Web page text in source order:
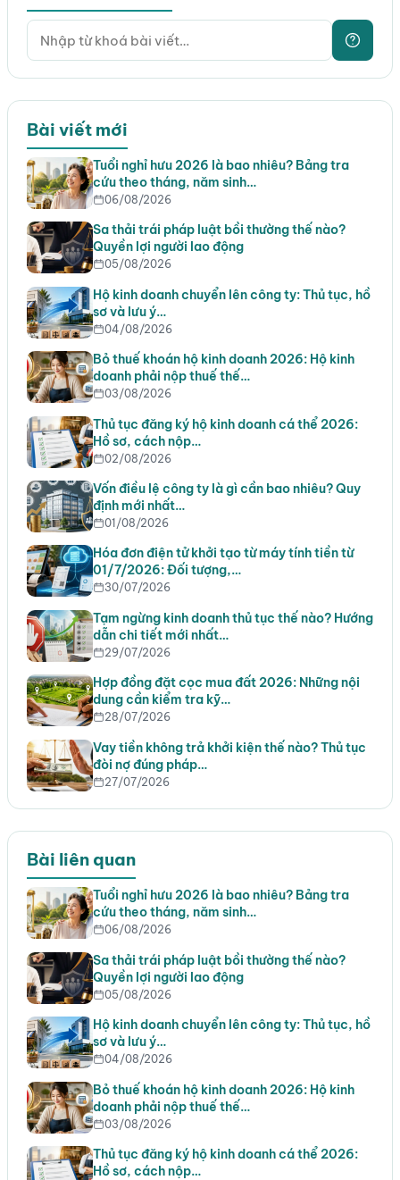
Bài viết mới
Tuổi nghỉ hưu 2026 là bao nhiêu? Bảng tra
cứu theo tháng, năm sinh…
06/08/2026
Sa thải trái pháp luật bồi thường thế nào?
Quyền lợi người lao động
05/08/2026
Hộ kinh doanh chuyển lên công ty: Thủ tục, hồ
sơ và lưu ý…
04/08/2026
Bỏ thuế khoán hộ kinh doanh 2026: Hộ kinh
doanh phải nộp thuế thế…
03/08/2026
Thủ tục đăng ký hộ kinh doanh cá thể 2026:
Hồ sơ, cách nộp…
02/08/2026
Vốn điều lệ công ty là gì cần bao nhiêu? Quy
định mới nhất…
01/08/2026
Hóa đơn điện tử khởi tạo từ máy tính tiền từ
01/7/2026: Đối tượng,…
30/07/2026
Tạm ngừng kinh doanh thủ tục thế nào? Hướng
dẫn chi tiết mới nhất…
29/07/2026
Hợp đồng đặt cọc mua đất 2026: Những nội
dung cần kiểm tra kỹ…
28/07/2026
Vay tiền không trả khởi kiện thế nào? Thủ tục
đòi nợ đúng pháp…
27/07/2026
Bài liên quan
Tuổi nghỉ hưu 2026 là bao nhiêu? Bảng tra
cứu theo tháng, năm sinh…
06/08/2026
Sa thải trái pháp luật bồi thường thế nào?
Quyền lợi người lao động
05/08/2026
Hộ kinh doanh chuyển lên công ty: Thủ tục, hồ
sơ và lưu ý…
04/08/2026
Bỏ thuế khoán hộ kinh doanh 2026: Hộ kinh
doanh phải nộp thuế thế…
03/08/2026
Thủ tục đăng ký hộ kinh doanh cá thể 2026:
Hồ sơ, cách nộp…